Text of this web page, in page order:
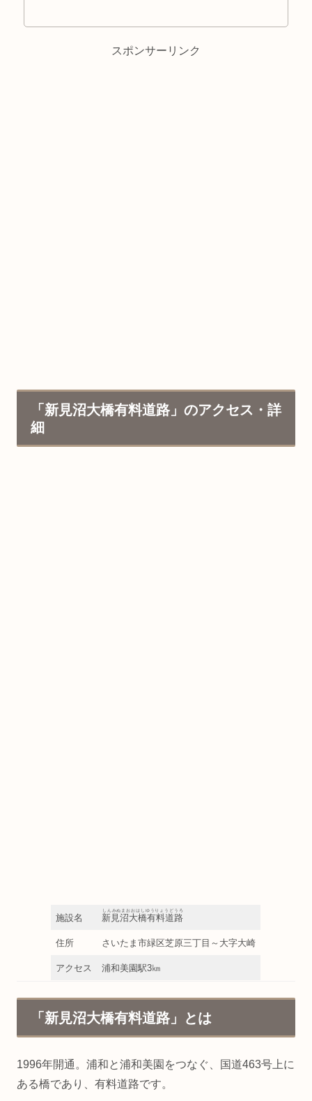
スポンサーリンク
「新見沼大橋有料道路」のアクセス・詳
細
施設名 新見沼大橋有料道路
しんみぬまおおはしゆうりょうどうろ
住所 さいたま市緑区芝原三丁目～大字大崎
アクセス 浦和美園駅3㎞
「新見沼大橋有料道路」とは
1996年開通。浦和と浦和美園をつなぐ、国道463号上に
ある橋であり、有料道路です。